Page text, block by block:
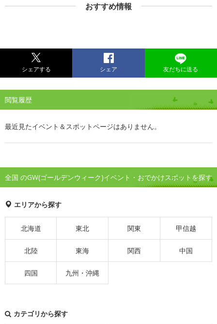
おすすめ情報
シェアする シェア 友だちに送る
閲覧履歴
最近見たイベント＆スポットページはありません。
全国 のGW(ゴールデンウィーク)イベント・おでかけスポットを探す
エリアから探す
北海道 東北 関東 甲信越
北陸 東海 関西 中国
四国 九州・沖縄
カテゴリから探す